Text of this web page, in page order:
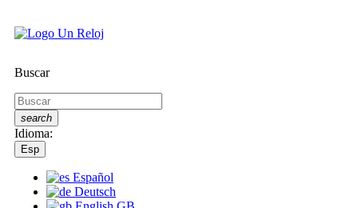
Buscar
search
Idioma:
Esp
Español
Deutsch